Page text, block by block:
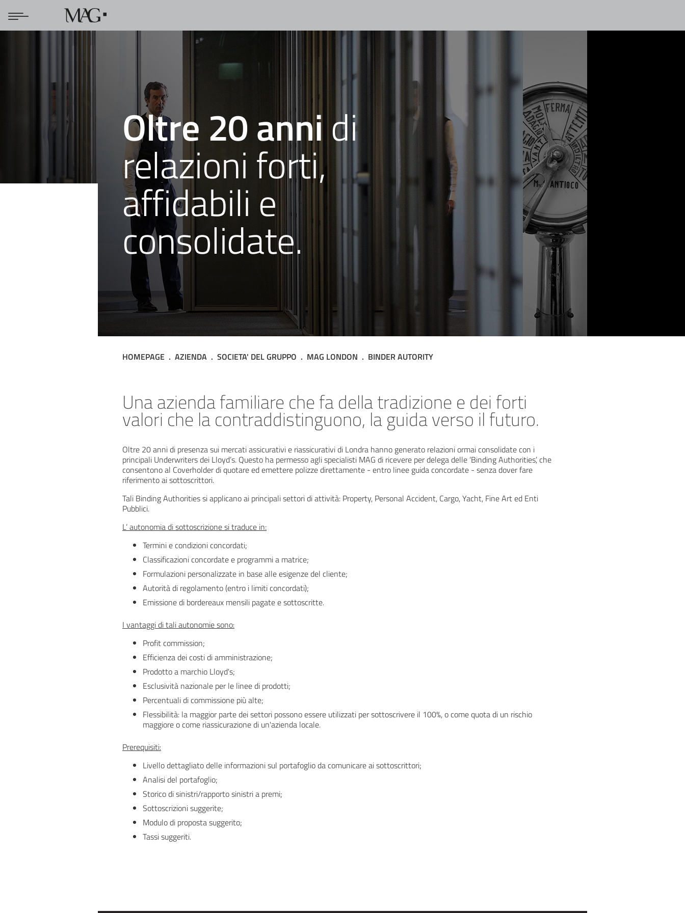
Oltre 20 anni di
relazioni forti,
affidabili e
consolidate.
HOMEPAGE AZIENDA SOCIETA' DEL GRUPPO MAG LONDON BINDER AUTORITY
Binder autority
Una azienda familiare che fa della tradizione e dei forti
valori che la contraddistinguono, la guida verso il futuro.
Oltre 20 anni di presenza sui mercati assicurativi e riassicurativi di Londra hanno generato relazioni ormai consolidate con i
principali Underwriters dei Lloyd’s. Questo ha permesso agli specialisti MAG di ricevere per delega delle ‘Binding Authorities’, che
consentono al Coverholder di quotare ed emettere polizze direttamente - entro linee guida concordate - senza dover fare
riferimento ai sottoscrittori.
Tali Binding Authorities si applicano ai principali settori di attività: Property, Personal Accident, Cargo, Yacht, Fine Art ed Enti
Pubblici.
L’ autonomia di sottoscrizione si traduce in:
Termini e condizioni concordati;
Classificazioni concordate e programmi a matrice;
Formulazioni personalizzate in base alle esigenze del cliente;
Autorità di regolamento (entro i limiti concordati);
Emissione di bordereaux mensili pagate e sottoscritte.
I vantaggi di tali autonomie sono:
Profit commission;
Efficienza dei costi di amministrazione;
Prodotto a marchio Lloyd's;
Esclusività nazionale per le linee di prodotti;
Percentuali di commissione più alte;
Flessibilità: la maggior parte dei settori possono essere utilizzati per sottoscrivere il 100%, o come quota di un rischio
maggiore o come riassicurazione di un'azienda locale.
Prerequisiti:
Livello dettagliato delle informazioni sul portafoglio da comunicare ai sottoscrittori;
Analisi del portafoglio;
Storico di sinistri/rapporto sinistri a premi;
Sottoscrizioni suggerite;
Modulo di proposta suggerito;
Tassi suggeriti.